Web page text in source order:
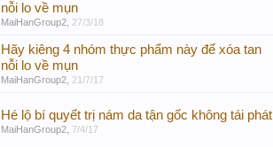
nỗi lo về mụn
MaiHanGroup2 27/3/18
Hãy kiêng 4 nhóm thực phẩm này để xóa tan
nỗi lo về mụn
MaiHanGroup2 21/7/17
Hé lộ bí quyết trị nám da tận gốc không tái phát
MaiHanGroup2 7/4/17